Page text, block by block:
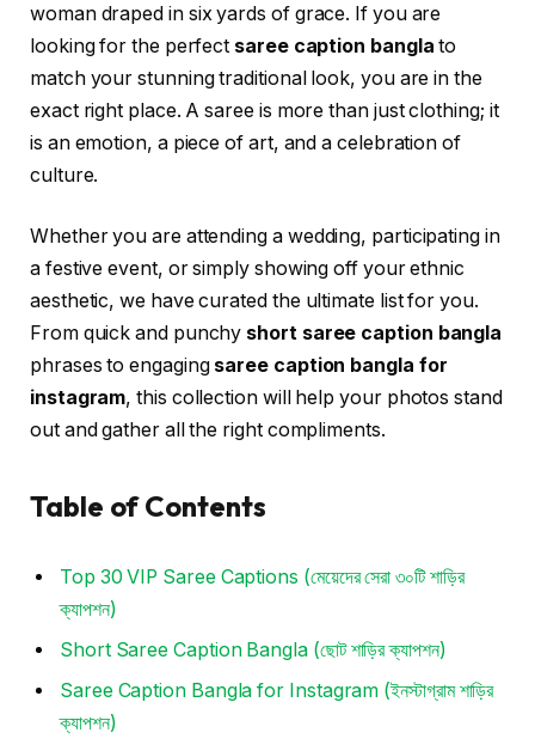
woman draped in six yards of grace. If you are
looking for the perfect saree caption bangla to
match your stunning traditional look, you are in the
exact right place. A saree is more than just clothing; it
is an emotion, a piece of art, and a celebration of
culture.
Whether you are attending a wedding, participating in
a festive event, or simply showing off your ethnic
aesthetic, we have curated the ultimate list for you.
From quick and punchy short saree caption bangla
phrases to engaging saree caption bangla for
instagram, this collection will help your photos stand
out and gather all the right compliments.
Table of Contents
Top 30 VIP Saree Captions (মেয়েদের সেরা ৩০টি শাড়ির
ক্যাপশন)
Short Saree Caption Bangla (ছোট শাড়ির ক্যাপশন)
Saree Caption Bangla for Instagram (ইনস্টাগ্রাম শাড়ির
ক্যাপশন)